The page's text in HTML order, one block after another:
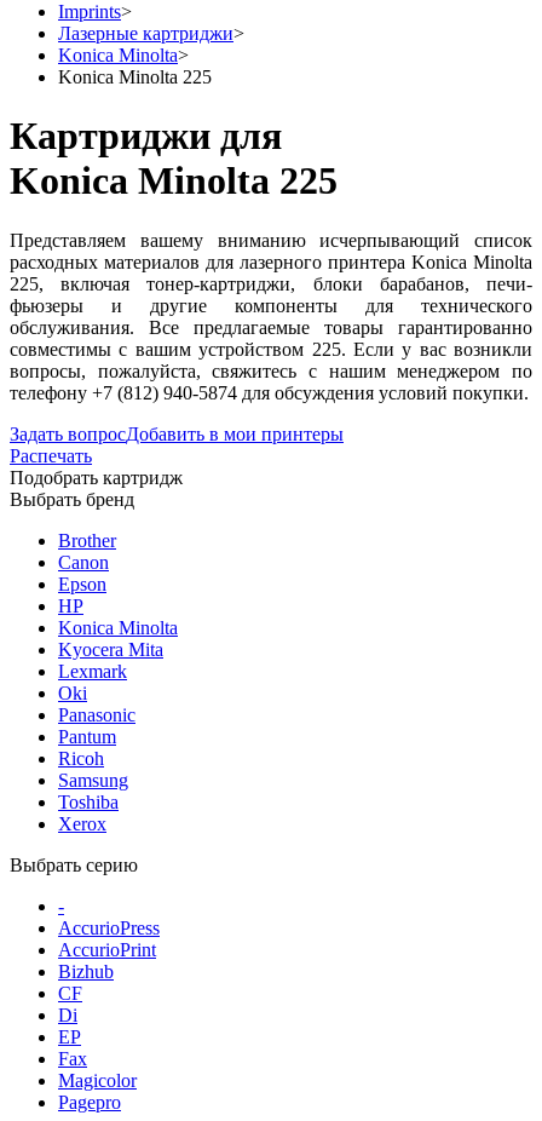
Imprints>
Лазерные картриджи>
Konica Minolta>
Konica Minolta 225
Картриджи для
Konica Minolta 225
Представляем вашему вниманию исчерпывающий список
расходных материалов для лазерного принтера Konica Minolta
225, включая тонер-картриджи, блоки барабанов, печи-
фьюзеры и другие компоненты для технического
обслуживания. Все предлагаемые товары гарантированно
совместимы с вашим устройством 225. Если у вас возникли
вопросы, пожалуйста, свяжитесь с нашим менеджером по
телефону +7 (812) 940-5874 для обсуждения условий покупки.
Задать вопросДобавить в мои принтеры
Распечать
Подобрать картридж
Выбрать бренд
Brother
Canon
Epson
HP
Konica Minolta
Kyocera Mita
Lexmark
Oki
Panasonic
Pantum
Ricoh
Samsung
Toshiba
Xerox
Выбрать серию
-
AccurioPress
AccurioPrint
Bizhub
CF
Di
EP
Fax
Magicolor
Pagepro